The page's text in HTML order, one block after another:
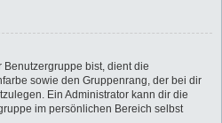
bist, dient die
sowie den Gruppenrang, der bei dir
Ein Administrator kann dir die
im persönlichen Bereich selbst